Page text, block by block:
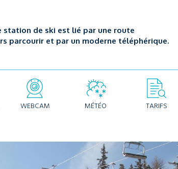
de ski est lié par une route
parcourir et par un moderne téléphérique.
WEBCAM MÉTÉO TARIFS